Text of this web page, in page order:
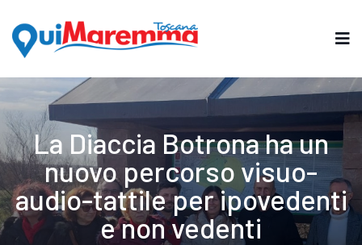
La Diaccia Botrona ha un
nuovo percorso visuo-
audio-tattile per ipovedenti
e non vedenti